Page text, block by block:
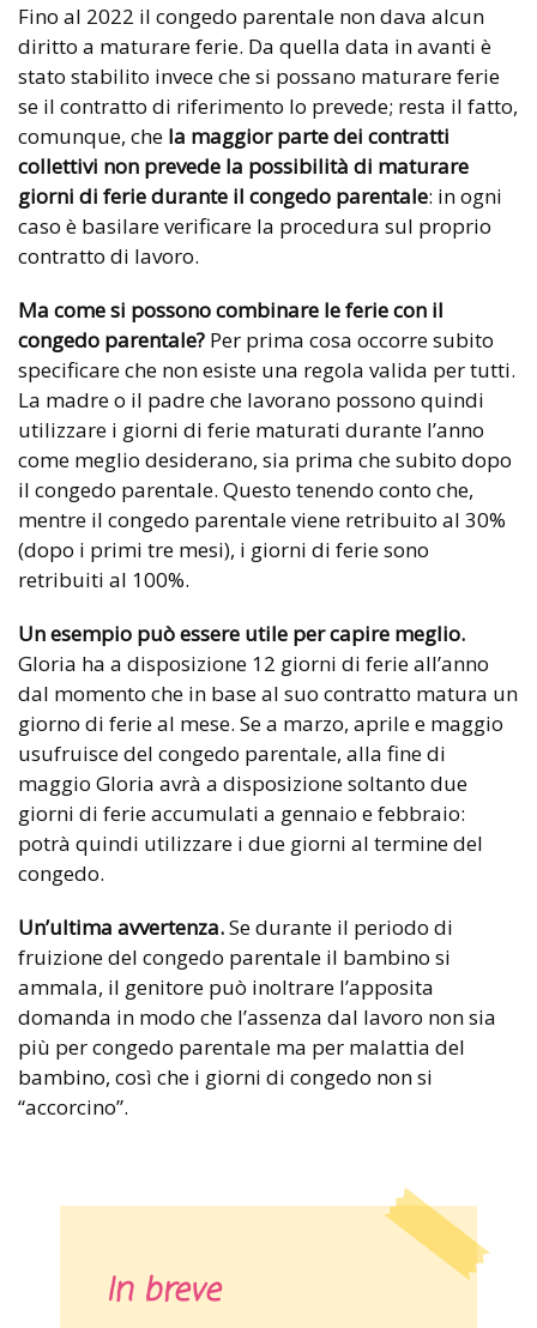
Fino al 2022 il congedo parentale non dava alcun
diritto a maturare ferie. Da quella data in avanti è
stato stabilito invece che si possano maturare ferie
se il contratto di riferimento lo prevede; resta il fatto,
comunque, che la maggior parte dei contratti
collettivi non prevede la possibilità di maturare
giorni di ferie durante il congedo parentale: in ogni
caso è basilare verificare la procedura sul proprio
contratto di lavoro.
Ma come si possono combinare le ferie con il
congedo parentale? Per prima cosa occorre subito
specificare che non esiste una regola valida per tutti.
La madre o il padre che lavorano possono quindi
utilizzare i giorni di ferie maturati durante l’anno
come meglio desiderano, sia prima che subito dopo
il congedo parentale. Questo tenendo conto che,
mentre il congedo parentale viene retribuito al 30%
(dopo i primi tre mesi), i giorni di ferie sono
retribuiti al 100%.
Un esempio può essere utile per capire meglio.
Gloria ha a disposizione 12 giorni di ferie all’anno
dal momento che in base al suo contratto matura un
giorno di ferie al mese. Se a marzo, aprile e maggio
usufruisce del congedo parentale, alla fine di
maggio Gloria avrà a disposizione soltanto due
giorni di ferie accumulati a gennaio e febbraio:
potrà quindi utilizzare i due giorni al termine del
congedo.
Un’ultima avvertenza.Se durante il periodo di
fruizione del congedo parentale il bambino si
ammala, il genitore può inoltrare l’apposita
domanda in modo che l’assenza dal lavoro non sia
più per congedo parentale ma per malattia del
bambino, così che i giorni di congedo non si
“accorcino”.
In breve